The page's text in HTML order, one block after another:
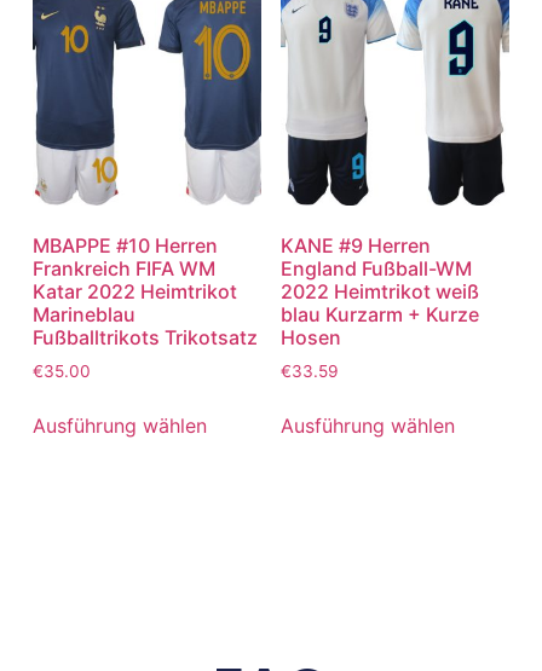
MBAPPE #10 Herren
Frankreich FIFA WM
Katar 2022 Heimtrikot
Marineblau
Fußballtrikots Trikotsatz
€35.00
Ausführung wählen
KANE #9 Herren
England Fußball-WM
2022 Heimtrikot weiß
blau Kurzarm + Kurze
Hosen
€33.59
Ausführung wählen